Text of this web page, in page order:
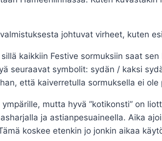
johtuvat virheet, kuten
kaikkiin Festive sormuksiin saat
seuraavat symbolit: sydän / kaksi
että kaiverretulla sormuksella ei
mutta hyvä ”kotikonsti” on
ja astianpesuaineella. Aika
koskee etenkin jo jonkin aikaa